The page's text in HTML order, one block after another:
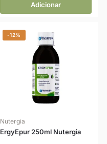
Adicionar
-12%
Nutergia
ErgyEpur 250ml Nutergia